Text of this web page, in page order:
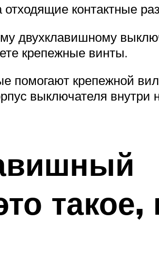
контактные
двухклавишному
крепежные винты.
помогают крепежной
выключателя внутри
такое,